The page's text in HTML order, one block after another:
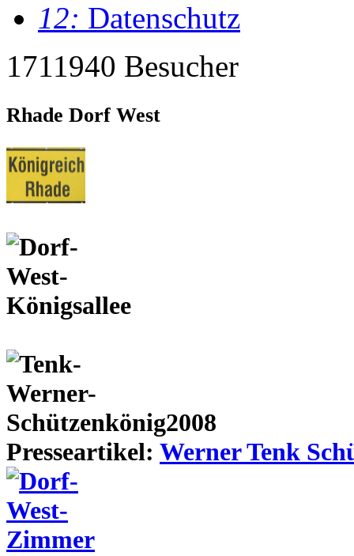
12: Datenschutz
1711940 Besucher
Rhade Dorf West
Presseartikel: Werner Tenk